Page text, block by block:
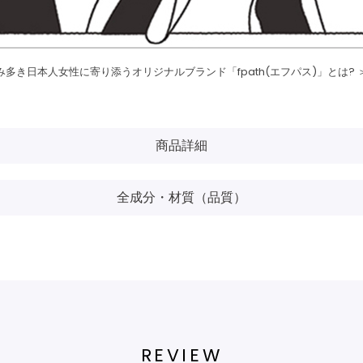
多き日本人女性に寄り添うオリジナルブランド「fpath(エフパス)」とは?
商品詳細
全成分・材質（品質）
REVIEW